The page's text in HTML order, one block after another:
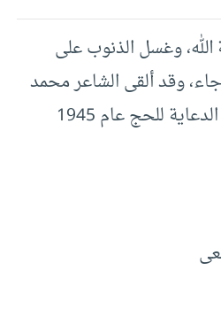
وغسل الذنوب على
وقد ألقى الشاعر محمد
البرعي في حفل جمعية الدعاية للحج عام 1945